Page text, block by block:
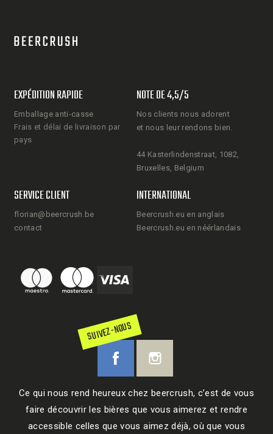
EXPÉDITION RAPIDE
Emballage anti-casse
Frais et délai de livraison par
pays
NOTE DE 4,5/5
Nos clients nous adorent
et nous leur rendons bien.
44 Kasterlindenstraat, 1082,
Bruxelles, Belgium
SERVICE CLIENT
florian@beercrush.be
contact
INTERNATIONAL
Beercrush.eu en anglais
Beercrush.eu en néérlandais
SUIVEZ-NOUS
Ce qui nous rend heureux chez beercrush, c’est de vous
faire découvrir les bières que vous aimerez et rendre
accessible celles que vous aimez déjà, où que vous